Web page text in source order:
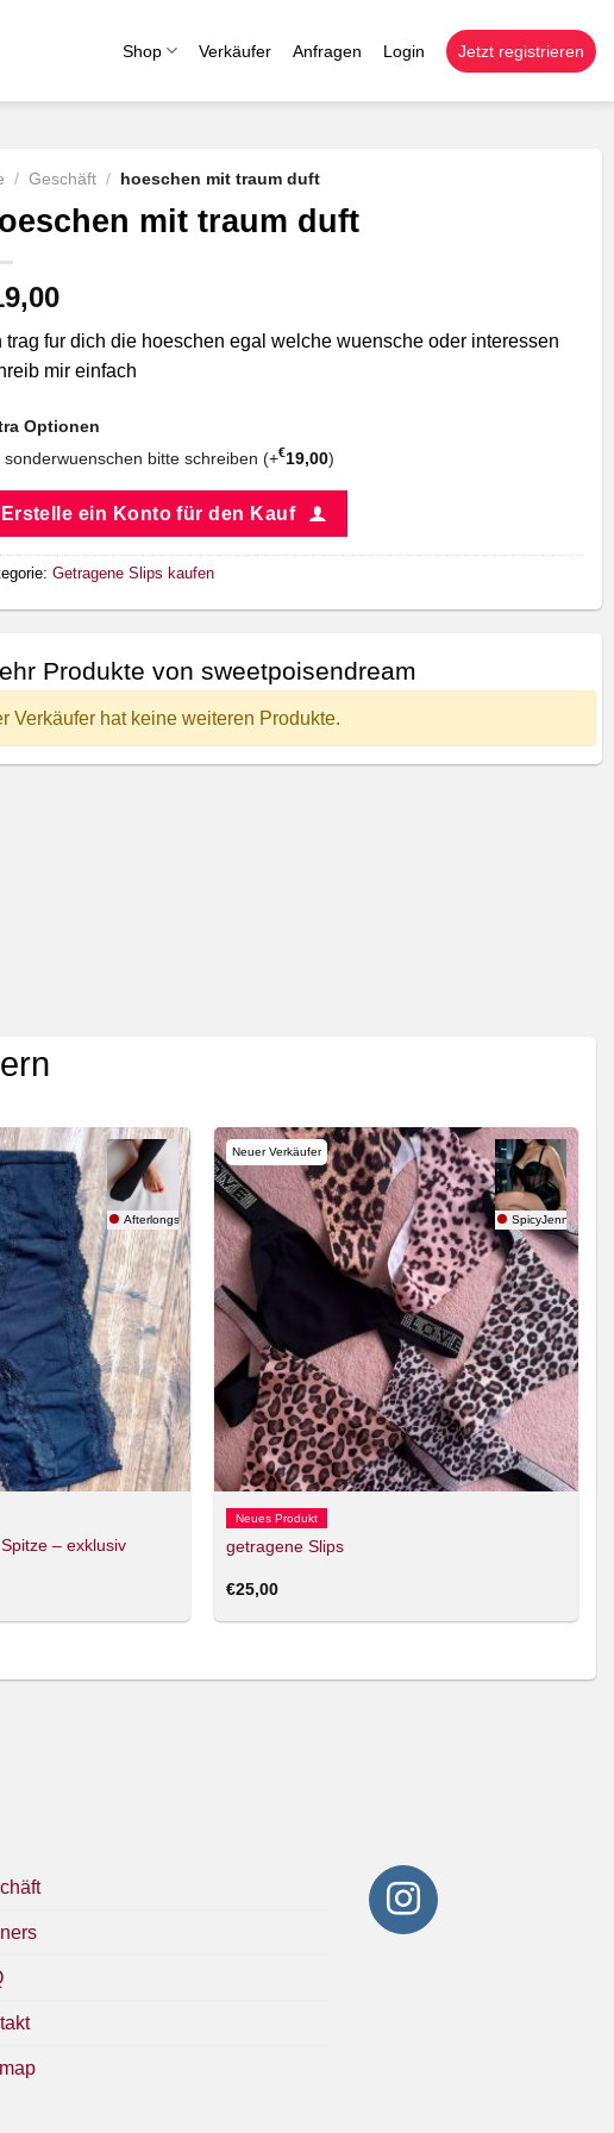
Shop Verkäufer Anfragen Login Jetzt registrieren
/ Geschäft / hoeschen mit traum duft
mit traum duft
trag fur dich die hoeschen egal welche wuensche oder interessen
mir einfach
Optionen
sonderwuenschen bitte schreiben (+€19,00)
Erstelle ein Konto für den Kauf
Getragene Slips kaufen
Produkte von sweetpoisendream
Verkäufer hat keine weiteren Produkte.
Afterlongshift
– exklusiv
Neuer Verkäufer
SpicyJenny
Neues Produkt
getragene Slips
€25,00